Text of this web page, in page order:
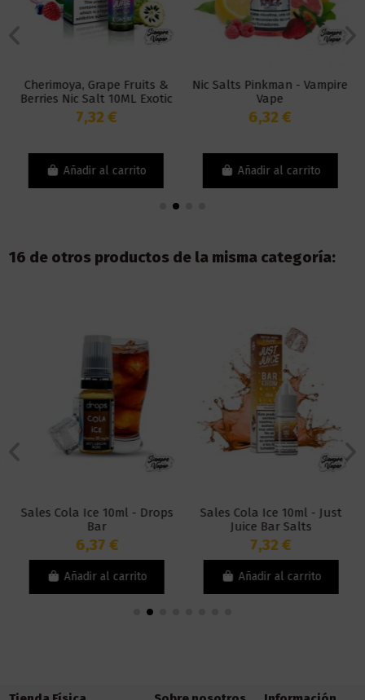
Cherimoya, Grape Fruits &
Berries Nic Salt 10ML Exotic
Fruit - Just Juice
7,32 €
Añadir al carrito
Nic Salts Pinkman - Vampire
Vape
6,32 €
Añadir al carrito
16 de otros productos de la misma categoría:
Sales Cola Ice 10ml - Drops
Bar
6,37 €
Añadir al carrito
Sales Cola Ice 10ml - Just
Juice Bar Salts
7,32 €
Añadir al carrito